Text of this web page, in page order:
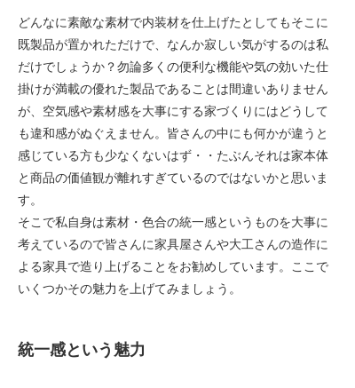
どんなに素敵な素材で内装材を仕上げたとしてもそこに
既製品が置かれただけで、なんか寂しい気がするのは私
だけでしょうか？勿論多くの便利な機能や気の効いた仕
掛けが満載の優れた製品であることは間違いありません
が、空気感や素材感を大事にする家づくりにはどうして
も違和感がぬぐえません。皆さんの中にも何かが違うと
感じている方も少なくないはず・・たぶんそれは家本体
と商品の価値観が離れすぎているのではないかと思いま
す。
そこで私自身は素材・色合の統一感というものを大事に
考えているので皆さんに家具屋さんや大工さんの造作に
よる家具で造り上げることをお勧めしています。ここで
いくつかその魅力を上げてみましょう。
統一感という魅力